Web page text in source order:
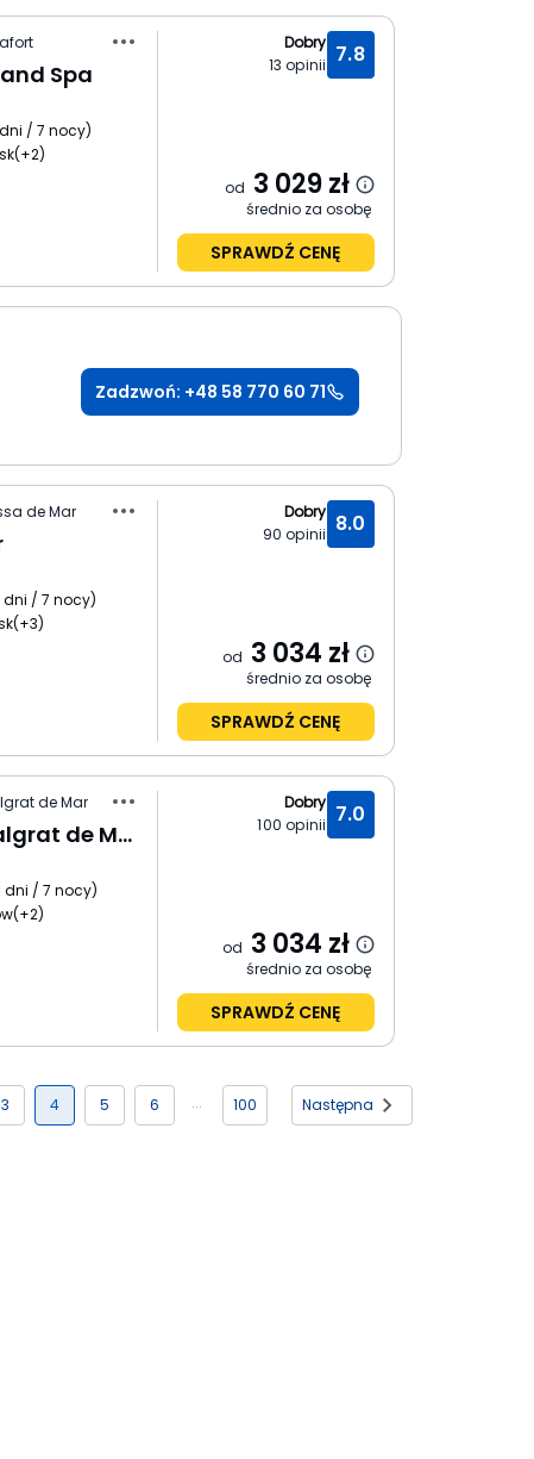
Spa
/ 7 nocy)
(+2)
7.8
Dobry
13 opinii
od 3 029 zł
średnio za osobę
SPRAWDŹ CENĘ
Zadzwoń: +48 58 770 60 71
de Mar
dni / 7 nocy)
(+3)
8.0
Dobry
90 opinii
od 3 034 zł
średnio za osobę
SPRAWDŹ CENĘ
de Mar
HTop Planamar (Malgrat de Mar)
dni / 7 nocy)
(+2)
7.0
Dobry
100 opinii
od 3 034 zł
średnio za osobę
SPRAWDŹ CENĘ
3 4 5 6 100 Następna